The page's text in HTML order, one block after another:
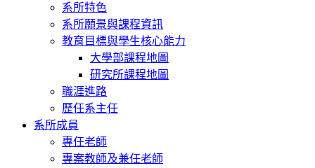
系所特色
系所願景與課程資訊
教育目標與學生核心能力
大學部課程地圖
研究所課程地圖
職涯進路
歷任系主任
系所成員
專任老師
專案教師及兼任老師